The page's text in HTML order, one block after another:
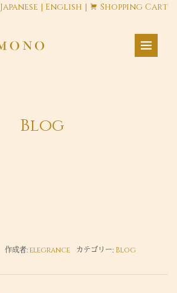
Japanese | English | Shopping Cart
Blog
作成者:elegrance カテゴリー: Blog